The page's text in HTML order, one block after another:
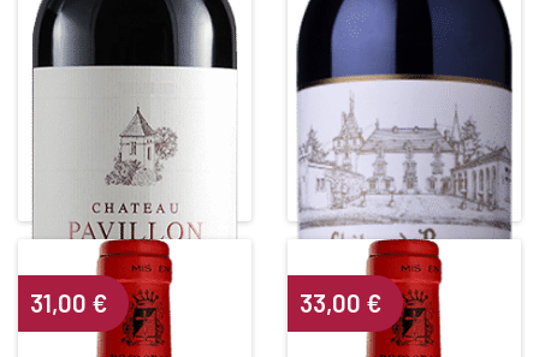
CHÂTEAU PAVILLON
BEAUREGARD
Red • 2020
LALANDE DE POMEROL
CHÂTEAU DE PRESSAC
Grand Cru Classé
Red • 2017
SAINT-EMILION GRAND CRU
Alcohol content : 14°
31,00 € 33,00 €